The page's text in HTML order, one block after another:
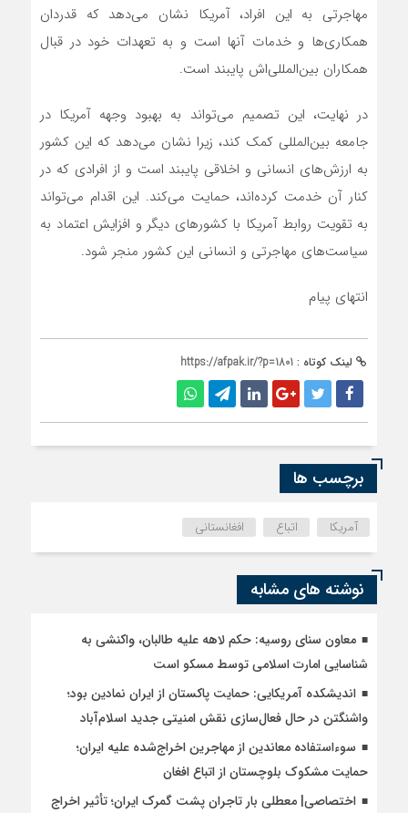
مهاجرتی به این افراد، آمریکا نشان می‌دهد که قدردان
همکاری‌ها و خدمات آنها است و به تعهدات خود در قبال
همکاران بین‌المللی‌اش پایبند است.
در نهایت، این تصمیم می‌تواند به بهبود وجهه آمریکا در
جامعه بین‌المللی کمک کند، زیرا نشان می‌دهد که این کشور
به ارزش‌های انسانی و اخلاقی پایبند است و از افرادی که در
کنار آن خدمت کرده‌اند، حمایت می‌کند. این اقدام می‌تواند
به تقویت روابط آمریکا با کشورهای دیگر و افزایش اعتماد به
سیاست‌های مهاجرتی و انسانی این کشور منجر شود.
انتهای پیام
لینک کوتاه : https://afpak.ir/?p=1801
برچسب ها
آمریکا اتباع افغانستانی
نوشته های مشابه
معاون سنای روسیه: حکم لاهه علیه طالبان، واکنشی به
شناسایی امارت اسلامی توسط مسکو است
اندیشکده آمریکایی: حمایت پاکستان از ایران نمادین بود؛
واشنگتن در حال فعال‌سازی نقش امنیتی جدید اسلام‌آباد
سوءاستفاده معاندین از مهاجرین اخراج‌شده علیه ایران؛
حمایت مشکوک بلوچستان از اتباع افغان
اختصاصی| معطلی بار تاجران پشت گمرک ایران؛ تأثیر اخراج